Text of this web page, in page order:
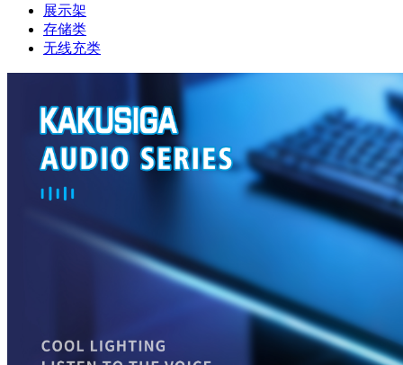
展示架
存储类
无线充类